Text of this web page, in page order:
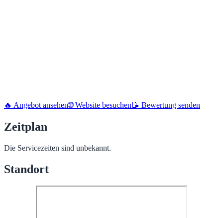
🔥 Angebot ansehen🌐 Website besuchen 📝 Bewertung senden
Zeitplan
Die Servicezeiten sind unbekannt.
Standort